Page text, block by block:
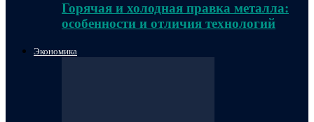
Горячая и холодная правка металла:
особенности и отличия технологий
Экономика